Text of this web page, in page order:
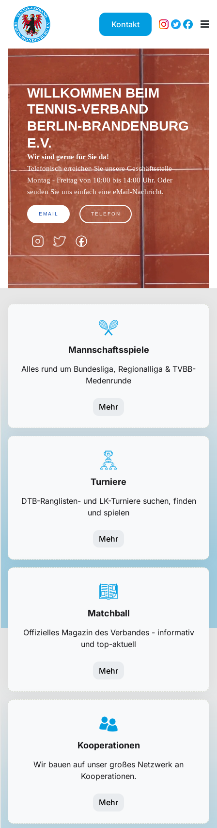
Kontakt
WILLKOMMEN BEIM
TENNIS-VERBAND
BERLIN-BRANDENBURG
E.V.
Wir sind gerne für Sie da!
Telefonisch erreichen Sie unsere Geschäftsstelle
Montag - Freitag von 10:00 bis 14:00 Uhr. Oder
senden Sie uns einfach eine eMail-Nachricht.
EMAIL TELEFON
Mannschaftsspiele
Alles rund um Bundesliga, Regionalliga & TVBB-
Medenrunde
Mehr
Turniere
DTB-Ranglisten- und LK-Turniere suchen, finden
und spielen
Mehr
Matchball
Offizielles Magazin des Verbandes - informativ
und top-aktuell
Mehr
Kooperationen
Wir bauen auf unser großes Netzwerk an
Kooperationen.
Mehr